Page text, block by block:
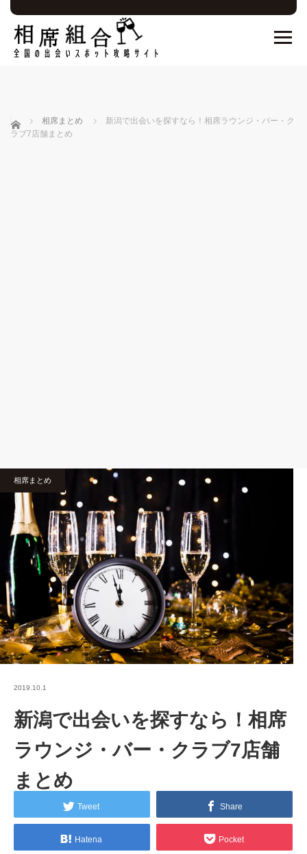
ホーム 相席まとめ
新潟で出会いを探すなら！相席ラウンジ・バー・ク
ラブ7店舗まとめ
相席まとめ
2019.10.1
新潟で出会いを探すなら！相席
ラウンジ・バー・クラブ7店舗
まとめ
Tweet Share
Hatena Pocket